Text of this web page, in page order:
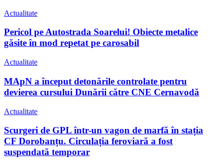
Actualitate
Pericol pe Autostrada Soarelui! Obiecte metalice
găsite în mod repetat pe carosabil
Actualitate
MApN a început detonările controlate pentru
devierea cursului Dunării către CNE Cernavodă
Actualitate
Scurgeri de GPL într-un vagon de marfă în stația
CF Dorobanțu. Circulația feroviară a fost
suspendată temporar